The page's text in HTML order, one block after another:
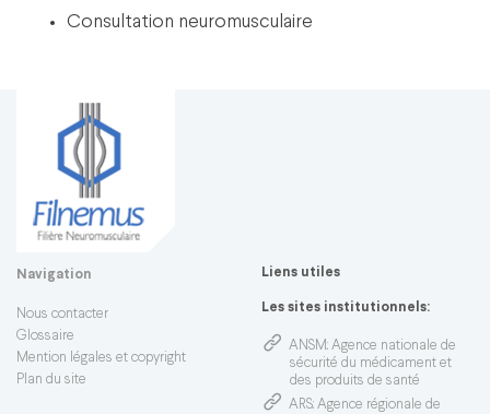
Consultation neuromusculaire
Navigation
Nous contacter
Glossaire
Mention légales et copyright
Plan du site
Liens utiles
Les sites institutionnels:
ANSM: Agence nationale de
sécurité du médicament et
des produits de santé
ARS: Agence régionale de